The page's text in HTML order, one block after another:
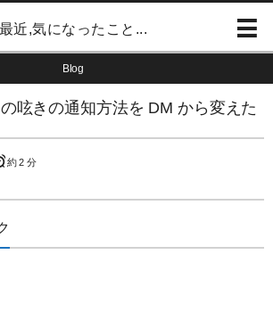
最近,気になったこと...
Blog
呟きの通知方法を DM から変えた
約 2 分